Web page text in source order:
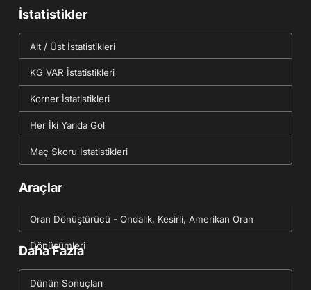
İstatistikler
Alt / Üst İstatistikleri
KG VAR İstatistikleri
Korner İstatistikleri
Her İki Yarıda Gol
Maç Skoru İstatistikleri
Araçlar
Oran Dönüştürücü - Ondalık, Kesirli, Amerikan Oran
Dönüşümleri
Daha Fazla
Dünün Sonuçları